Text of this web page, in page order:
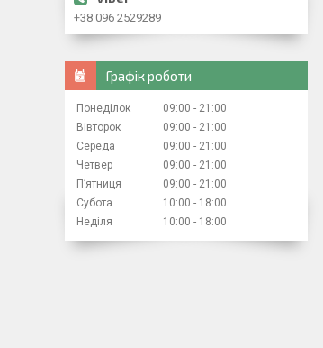
+38 096 2529289
Графік роботи
Понеділок 09:00
21:00
Вівторок
09:00
21:00
Середа
09:00
21:00
Четвер
09:00
21:00
Пʼятниця
09:00
21:00
Субота
10:00
18:00
Неділя
10:00 18:00